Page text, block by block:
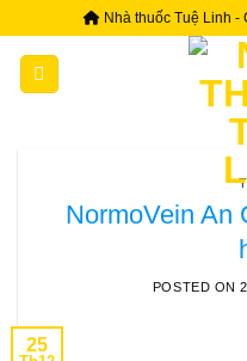
content
Nhà thuốc Tuệ Linh -
NormoVein An
POSTED ON
25